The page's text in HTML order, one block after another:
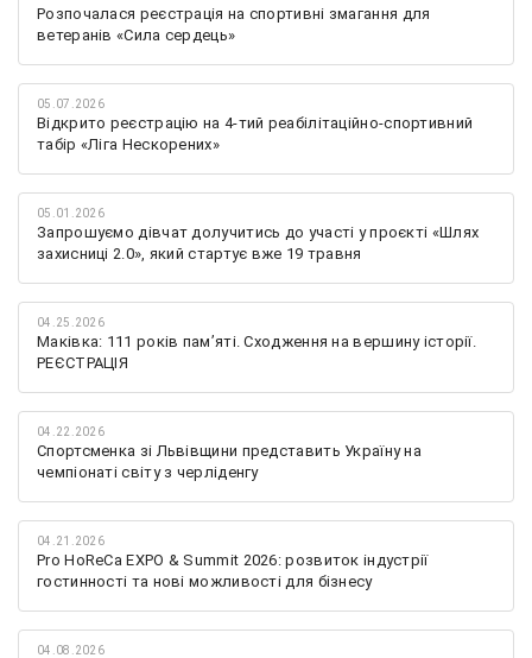
Розпочалася реєстрація на спортивні змагання для
ветеранів «Сила сердець»
05.07.2026
Відкрито реєстрацію на 4-тий реабілітаційно-спортивний
табір «Ліга Нескорених»
05.01.2026
Запрошуємо дівчат долучитись до участі у проєкті «Шлях
захисниці 2.0», який стартує вже 19 травня
04.25.2026
Маківка: 111 років пам’яті. Сходження на вершину історії.
РЕЄСТРАЦІЯ
04.22.2026
Спортсменка зі Львівщини представить Україну на
чемпіонаті світу з черліденгу
04.21.2026
Pro HoReCa EXPO & Summit 2026: розвиток індустрії
гостинності та нові можливості для бізнесу
04.08.2026